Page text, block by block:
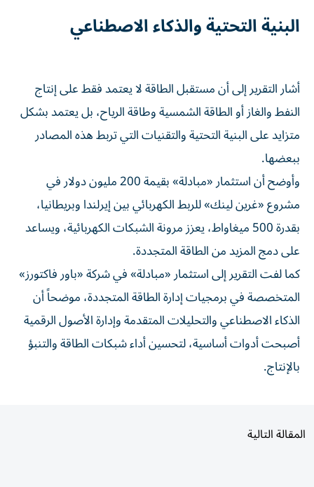
البنية التحتية والذكاء الاصطناعي
أشار التقرير إلى أن مستقبل الطاقة لا يعتمد فقط على إنتاج
النفط والغاز أو الطاقة الشمسية وطاقة الرياح، بل يعتمد بشكل
متزايد على البنية التحتية والتقنيات التي تربط هذه المصادر
ببعضها.
وأوضح أن استثمار «مبادلة» بقيمة 200 مليون دولار في
مشروع «غرين لينك» للربط الكهربائي بين إيرلندا وبريطانيا،
بقدرة 500 ميغاواط، يعزز مرونة الشبكات الكهربائية، ويساعد
على دمج المزيد من الطاقة المتجددة.
كما لفت التقرير إلى استثمار «مبادلة» في شركة «باور فاكتورز»
المتخصصة في برمجيات إدارة الطاقة المتجددة، موضحاً أن
الذكاء الاصطناعي والتحليلات المتقدمة وإدارة الأصول الرقمية
أصبحت أدوات أساسية، لتحسين أداء شبكات الطاقة والتنبؤ
بالإنتاج.
المقالة التالية